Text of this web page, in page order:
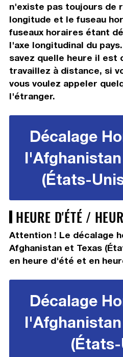
n'existe pas toujours de
longitude et le fuseau
fuseaux horaires étant
l'axe longitudinal du
savez quelle heure il est
travaillez à distance, si
vous voulez appeler
l'étranger.
Décalage
(États-
HEURE D'ÉTÉ /
Attention ! Le décalage
Afghanistan et Texas
en heure d'été et en
Décalage